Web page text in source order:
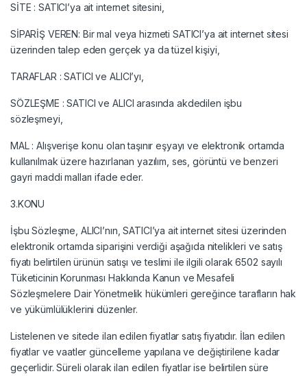
SİTE : SATICI’ya ait internet sitesini,
SİPARİŞ VEREN: Bir mal veya hizmeti SATICI’ya ait internet sitesi
üzerinden talep eden gerçek ya da tüzel kişiyi,
TARAFLAR : SATICI ve ALICI’yı,
SÖZLEŞME : SATICI ve ALICI arasında akdedilen işbu
sözleşmeyi,
MAL : Alışverişe konu olan taşınır eşyayı ve elektronik ortamda
kullanılmak üzere hazırlanan yazılım, ses, görüntü ve benzeri
gayri maddi malları ifade eder.
3.KONU
İşbu Sözleşme, ALICI’nın, SATICI’ya ait internet sitesi üzerinden
elektronik ortamda siparişini verdiği aşağıda nitelikleri ve satış
fiyatı belirtilen ürünün satışı ve teslimi ile ilgili olarak 6502 sayılı
Tüketicinin Korunması Hakkında Kanun ve Mesafeli
Sözleşmelere Dair Yönetmelik hükümleri gereğince tarafların hak
ve yükümlülüklerini düzenler.
Listelenen ve sitede ilan edilen fiyatlar satış fiyatıdır. İlan edilen
fiyatlar ve vaatler güncelleme yapılana ve değiştirilene kadar
geçerlidir. Süreli olarak ilan edilen fiyatlar ise belirtilen süre